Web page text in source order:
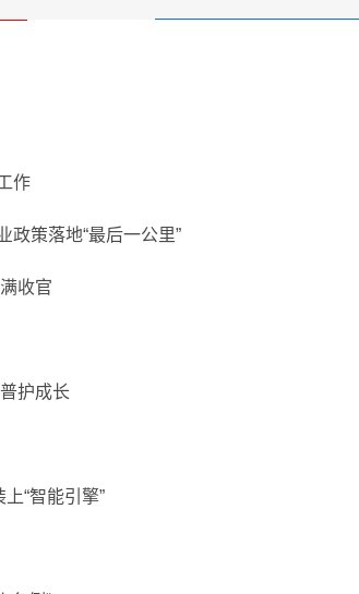
作
政策落地“最后一公里”
收官
护成长
“智能引擎”